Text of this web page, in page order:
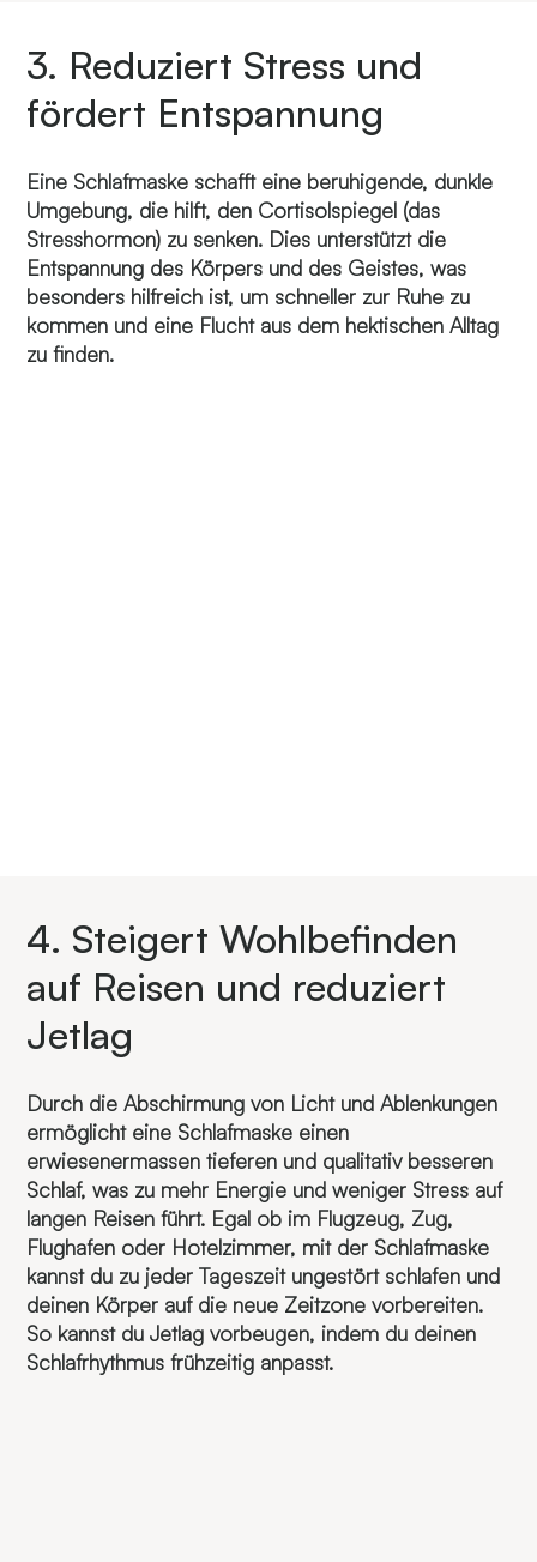
3. Reduziert Stress und
fördert Entspannung
Eine Schlafmaske schafft eine beruhigende, dunkle
Umgebung, die hilft, den Cortisolspiegel (das
Stresshormon) zu senken. Dies unterstützt die
Entspannung des Körpers und des Geistes, was
besonders hilfreich ist, um schneller zur Ruhe zu
kommen und eine Flucht aus dem hektischen Alltag
zu finden.
4. Steigert Wohlbefinden
auf Reisen und reduziert
Jetlag
Durch die Abschirmung von Licht und Ablenkungen
ermöglicht eine Schlafmaske einen
erwiesenermassen tieferen und qualitativ besseren
Schlaf, was zu mehr Energie und weniger Stress auf
langen Reisen führt. Egal ob im Flugzeug, Zug,
Flughafen oder Hotelzimmer, mit der Schlafmaske
kannst du zu jeder Tageszeit ungestört schlafen und
deinen Körper auf die neue Zeitzone vorbereiten.
So kannst du Jetlag vorbeugen, indem du deinen
Schlafrhythmus frühzeitig anpasst.